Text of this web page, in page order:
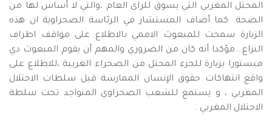
المحتل المغربي التي يسوق للراى العام ،والتي لا أساس لها من
الصحة. كما أضاف المستشار في الرئاسة الصحراوية ان هذه
الزيارة سمحت للمبعوث الاممي بالاطلاع على مواقف اطراف
النزاع...مؤكدا أنه كان من الضروري والمهم أن يقوم المبعوث دي
ميستورا بزيارة للجزء المحتل من الصحراء الغربية ،للاطلاع على
واقع انتهاكات حقوق الإنسان الممارسة قبل سلطات الاحتلال
المغربي ، و يستمع للشعب الصحراوي المتواجد تحت سلطة
الاحتلال المغربي .